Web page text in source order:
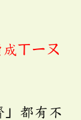
ㄒㄧㄡ
」都有不